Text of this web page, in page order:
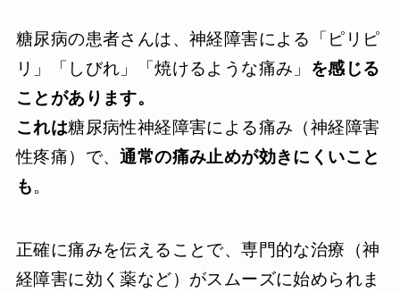
糖尿病の患者さんは、神経障害による「ピリピ
リ」「しびれ」「焼けるような痛み」
を感じる
ことがあります。
これは糖尿病性神経障害による痛み（神経障害
性疼痛）で、通常の痛み止めが効きにくいこと
も。
正確に痛みを伝えることで、専門的な治療（神
経障害に効く薬など）がスムーズに始められま